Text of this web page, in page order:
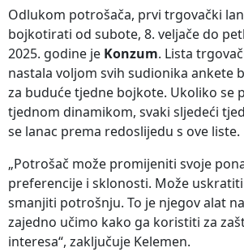
Odlukom potrošača, prvi trgovački
bojkotirati od subote, 8. veljače do
2025. godine je Konzum. Lista
nastala voljom svih sudionika ankete
za buduće tjedne bojkote. Ukoliko se
tjednom dinamikom, svaki sljedeći
se lanac prema redoslijedu s ove liste.
„Potrošač može promijeniti svoje
preferencije i sklonosti. Može
smanjiti potrošnju. To je njegov alat
zajedno učimo kako ga koristiti za
interesa“, zaključuje Kelemen.